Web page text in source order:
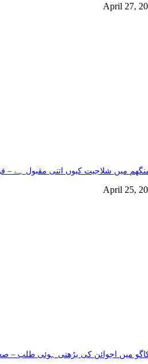
April 27,
میں شلاجیت کیوں اتنی مقبول ہے – فوائد،
April 25,
میں اجوائن کی بڑھتی ہوئی طلب –